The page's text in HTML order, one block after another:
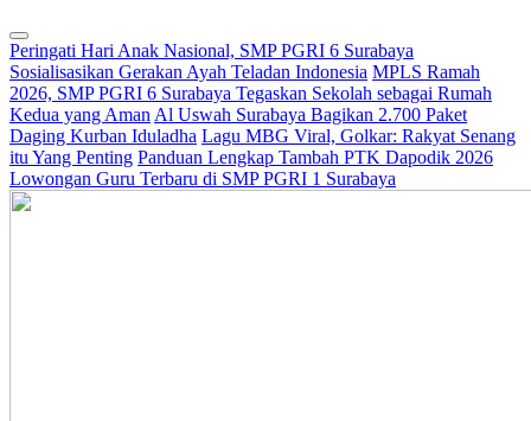
Peringati Hari Anak Nasional, SMP PGRI 6 Surabaya
Sosialisasikan Gerakan Ayah Teladan Indonesia MPLS Ramah
2026, SMP PGRI 6 Surabaya Tegaskan Sekolah sebagai Rumah
Kedua yang Aman Al Uswah Surabaya Bagikan 2.700 Paket
Daging Kurban Iduladha Lagu MBG Viral, Golkar: Rakyat Senang
itu Yang Penting Panduan Lengkap Tambah PTK Dapodik 2026
Lowongan Guru Terbaru di SMP PGRI 1 Surabaya